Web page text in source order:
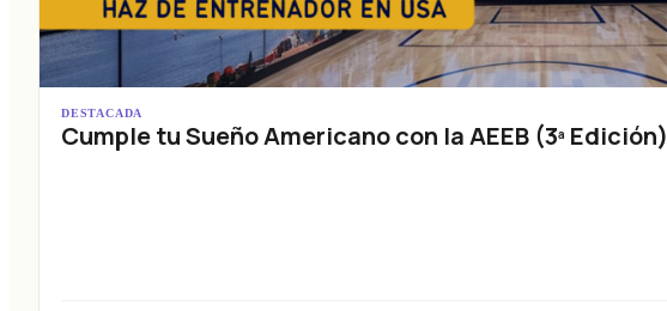
DESTACADA
Cumple tu Sueño Americano con la AEEB (3ª Edición)